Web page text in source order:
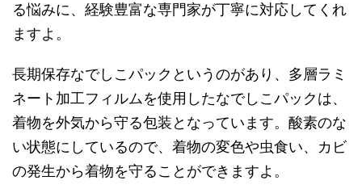
る悩みに、経験豊富な専門家が丁寧に対応してくれ
ますよ。
長期保存なでしこパックというのがあり、多層ラミ
ネート加工フィルムを使用したなでしこパックは、
着物を外気から守る包装となっています。酸素のな
い状態にしているので、着物の変色や虫食い、カビ
の発生から着物を守ることができますよ。